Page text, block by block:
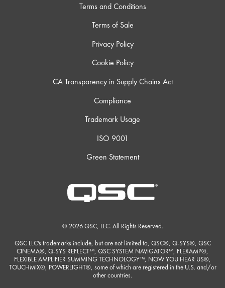
Terms and Conditions
Terms of Sale
Privacy Policy
Cookie Policy
CA Transparency in Supply Chains Act
Compliance
Trademark Usage
ISO 9001
Green Statement
© 2026 QSC, LLC. All Rights Reserved.
QSC LLC's trademarks include, but are not limited to, QSC®, Q-SYS®, QSC
CINEMA®, Q-SYS REFLECT™, QSC SYSTEM NAVIGATOR™, FLEXAMP®,
FLEXIBLE AMPLIFIER SUMMING TECHNOLOGY™, NOW YOU HEAR US®,
TOUCHMIX®, POWERLIGHT®, some of which are registered in the U.S. and/or
other countries.